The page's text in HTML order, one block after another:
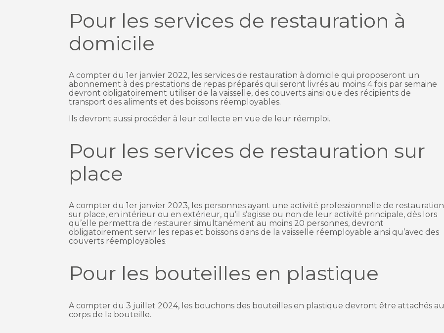
Pour les services de restauration à
domicile
A compter du 1er janvier 2022, les services de restauration à domicile qui proposeront un
abonnement à des prestations de repas préparés qui seront livrés au moins 4 fois par semaine
devront obligatoirement utiliser de la vaisselle, des couverts ainsi que des récipients de
transport des aliments et des boissons réemployables.
Ils devront aussi procéder à leur collecte en vue de leur réemploi.
Pour les services de restauration sur
place
A compter du 1er janvier 2023, les personnes ayant une activité professionnelle de restauration
sur place, en intérieur ou en extérieur, qu’il s’agisse ou non de leur activité principale, dès lors
qu’elle permettra de restaurer simultanément au moins 20 personnes, devront
obligatoirement servir les repas et boissons dans de la vaisselle réemployable ainsi qu’avec des
couverts réemployables.
Pour les bouteilles en plastique
A compter du 3 juillet 2024, les bouchons des bouteilles en plastique devront être attachés au
corps de la bouteille.